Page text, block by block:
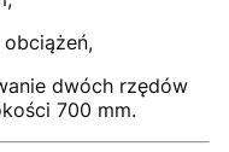
dwóch rzędów
700 mm.